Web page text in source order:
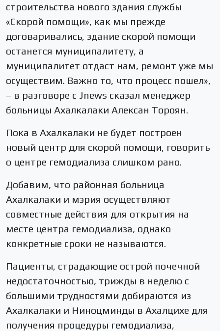
строительства нового здания службы
«Скорой помощи», как мы прежде
договаривались, здание скорой помощи
останется муниципалитету, а
муниципалитет отдаст нам, ремонт уже мы
осуществим. Важно то, что процесс пошел»,
– в разговоре с Jnews сказал менеджер
больницы Ахалкалаки Алексан Тороян.
Пока в Ахалкалаки не будет построен
новый центр для скорой помощи, говорить
о центре гемодиализа слишком рано.
Добавим, что районная больница
Ахалкалаки и мэрия осуществляют
совместные действия для открытия на
месте центра гемодиализа, однако
конкретные сроки не называются.
Пациенты, страдающие острой почечной
недостаточностью, трижды в неделю с
большими трудностями добираются из
Ахалкалаки и Ниноцминды в Ахалцихе для
получения процедуры гемодиализа,